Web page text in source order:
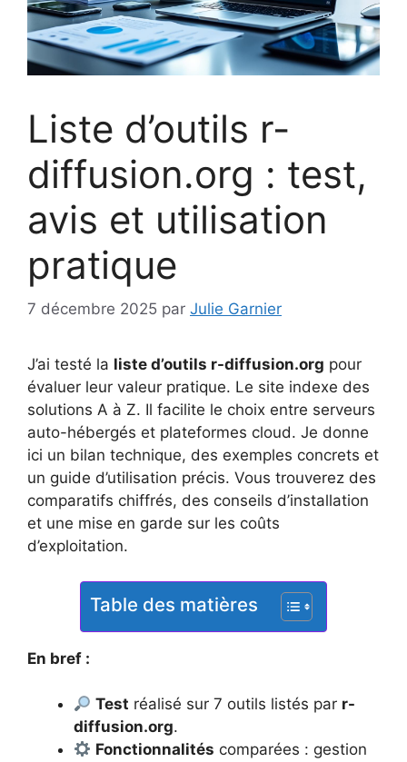
Liste d’outils r-
diffusion.org : test,
avis et utilisation
pratique
7 décembre 2025 par Julie Garnier
J’ai testé la liste d’outils r-diffusion.org pour
évaluer leur valeur pratique. Le site indexe des
solutions A à Z. Il facilite le choix entre serveurs
auto-hébergés et plateformes cloud. Je donne
ici un bilan technique, des exemples concrets et
un guide d’utilisation précis. Vous trouverez des
comparatifs chiffrés, des conseils d’installation
et une mise en garde sur les coûts
d’exploitation.
Table des matières
En bref :
Test réalisé sur 7 outils listés par r-
diffusion.org.
Fonctionnalités comparées : gestion